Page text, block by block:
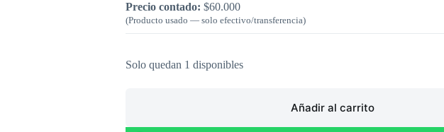
Precio contado: $60.000
(Producto usado — solo efectivo/transferencia)
Solo quedan 1 disponibles
Añadir al carrito